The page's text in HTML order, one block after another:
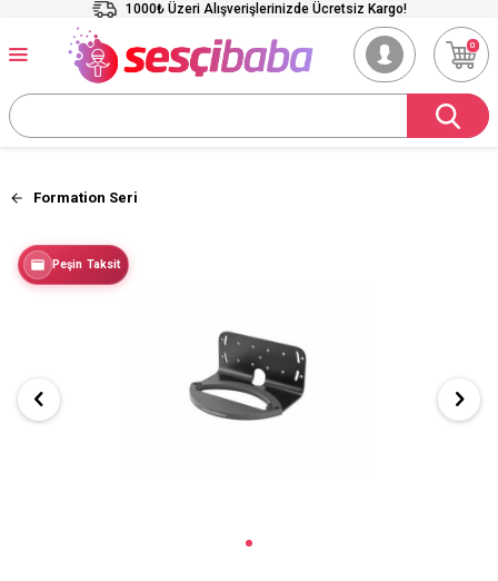
1000₺ Üzeri Alışverişlerinizde Ücretsiz Kargo!
0
Formation Seri
Peşin Taksit